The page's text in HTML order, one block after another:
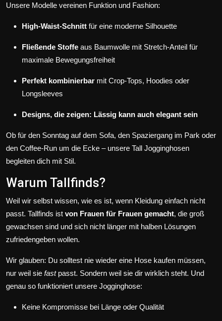
Unsere Modelle vereinen Funktion und Fashion:
High-Waist-Schnitt für eine moderne Silhouette
Fließende Stoffe aus Baumwolle mit Stretch-Anteil für
maximale Bewegungsfreiheit
Perfekt kombinierbar mit Crop-Tops, Hoodies oder
Longsleeves
Designs, die zeigen: Lässig kann auch elegant sein
Ob für den Sonntag auf dem Sofa, den Spaziergang im Park oder
den Coffee-Run um die Ecke – unsere Tall Jogginghosen
begleiten dich mit Stil.
Warum Tallfinds?
Weil wir selbst wissen, wie es ist, wenn Kleidung einfach nicht
passt. Tallfinds ist von Frauen für Frauen gemacht, die groß
gewachsen sind und sich nicht länger mit halben Lösungen
zufriedengeben wollen.
Wir glauben: Du solltest nie wieder eine Hose kaufen müssen,
nur weil sie fastpasst. Sondern weil sie dir wirklich steht. Und
genau so funktioniert unsere Jogginghose:
Keine Kompromisse bei Länge oder Qualität